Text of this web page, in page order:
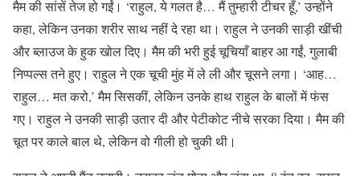
मैम की सांसें तेज हो गईं। ‘राहुल, ये गलत है… मैं तुम्हारी टीचर हूँ,’ उन्होंने
कहा, लेकिन उनका शरीर साथ नहीं दे रहा था। राहुल ने उनकी साड़ी खींची
और ब्लाउज के हुक खोल दिए। मैम की भरी हुई चूचियाँ बाहर आ गईं, गुलाबी
निप्पल्स तने हुए। राहुल ने एक चूची मुंह में ले ली और चूसने लगा। ‘आह…
राहुल… मत करो,’ मैम सिसकीं, लेकिन उनके हाथ राहुल के बालों में फंस
गए। राहुल ने उनकी साड़ी उतार दी और पेटीकोट नीचे सरका दिया। मैम की
चूत पर काले बाल थे, लेकिन वो गीली हो चुकी थी।